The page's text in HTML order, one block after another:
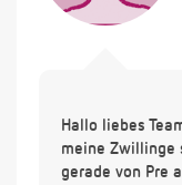
Hallo liebes
meine Zwillinge
gerade von Pre